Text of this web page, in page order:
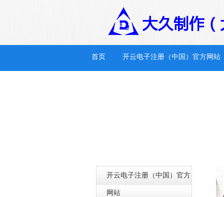
首页 开云电子注册（中国）官方网站
开云电子注册（中国）官方
网站